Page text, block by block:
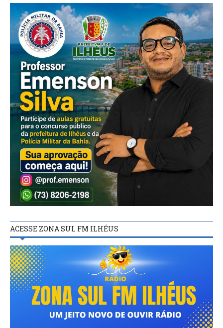
ACESSE ZONA SUL FM ILHÉUS